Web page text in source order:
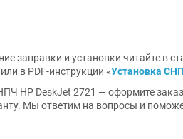
заправки и установки читайте в
» или в PDF-инструкции « Установка
HP DeskJet 2721 — оформите
Мы ответим на вопросы и